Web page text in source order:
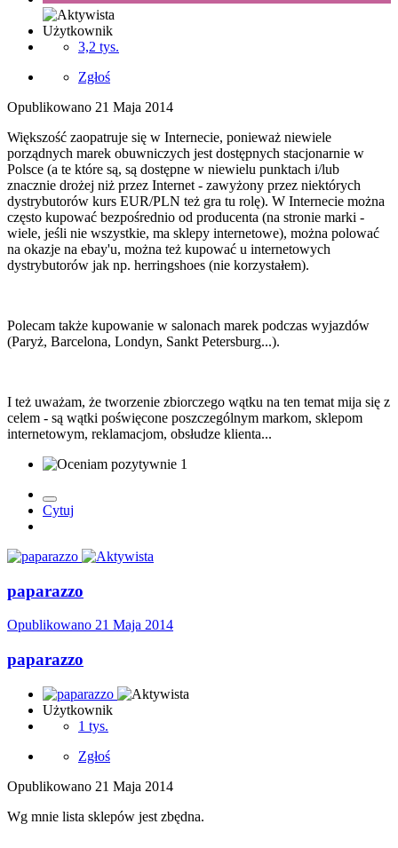
Użytkownik
3,2 tys.
Zgłoś
Opublikowano 21 Maja 2014
Większość zaopatruje się w Internecie, ponieważ niewiele
porządnych marek obuwniczych jest dostępnych stacjonarnie w
Polsce (a te które są, są dostępne w niewielu punktach i/lub
znacznie drożej niż przez Internet - zawyżony przez niektórych
dystrybutorów kurs EUR/PLN też gra tu rolę). W Internecie można
często kupować bezpośrednio od producenta (na stronie marki -
wiele, jeśli nie wszystkie, ma sklepy internetowe), można polować
na okazje na ebay'u, można też kupować u internetowych
dystrybutorów jak np. herringshoes (nie korzystałem).
Polecam także kupowanie w salonach marek podczas wyjazdów
(Paryż, Barcelona, Londyn, Sankt Petersburg...).
I też uważam, że tworzenie zbiorczego wątku na ten temat mija się z
celem - są wątki poświęcone poszczególnym markom, sklepom
internetowym, reklamacjom, obsłudze klienta...
1
Cytuj
paparazzo
Opublikowano 21 Maja 2014
paparazzo
Użytkownik
1 tys.
Zgłoś
Opublikowano 21 Maja 2014
Wg mnie lista sklepów jest zbędna.